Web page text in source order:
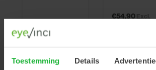
Toestemming Details
€54,90 Excl.
Artikelnummer
7000685